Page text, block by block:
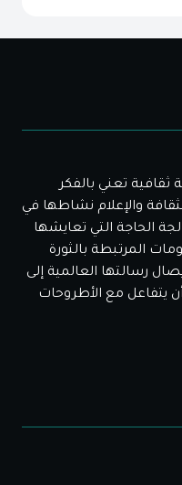
ثقافية تعني بالفكر
والإعلام نشاطها في
في معالجة الحاجة التي تعايشها
المرتبطة بالثورة
رسالتها العالمية إلى
يتفاعل مع الأطروحات